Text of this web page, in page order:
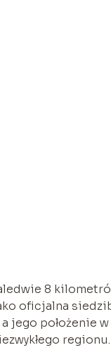
8
oficjalna
jego położenie w
regionu.